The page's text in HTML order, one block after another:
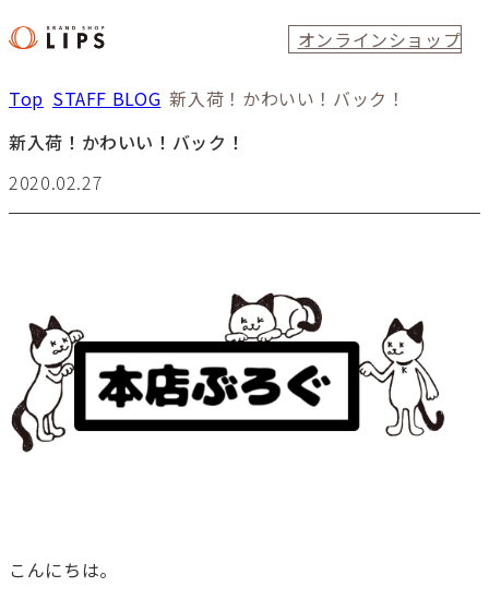
オンラインショップ
Top STAFF BLOG 新入荷！かわいい！バック！
新入荷！かわいい！バック！
2020.02.27
こんにちは。